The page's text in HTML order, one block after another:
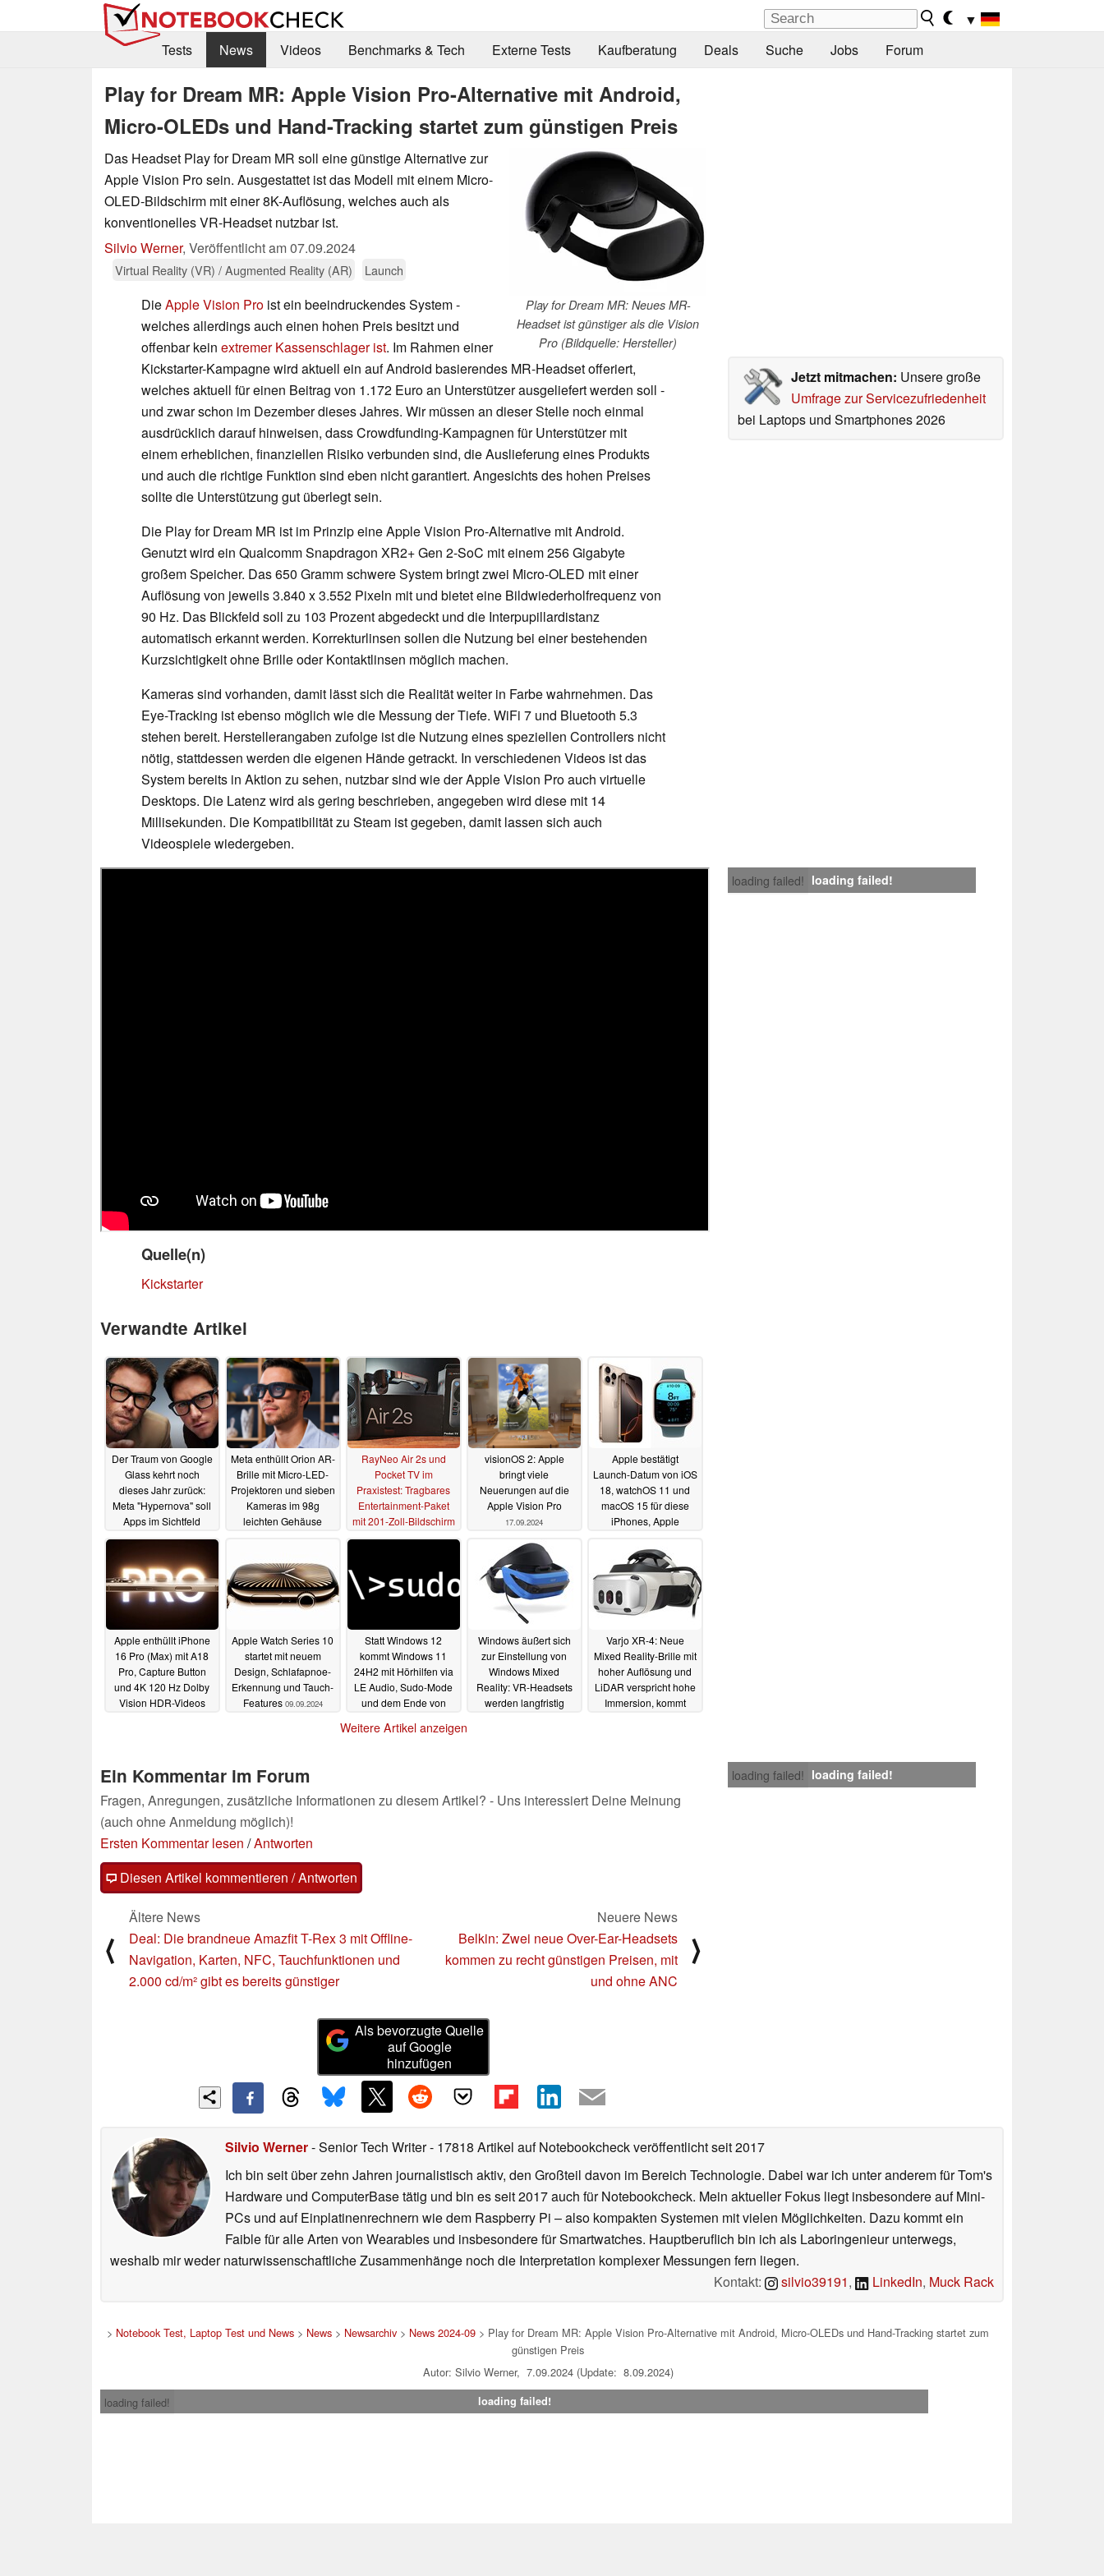
▼
Tests
News Videos Benchmarks & Tech Externe Tests Kaufberatung Deals Suche Jobs Forum
Play for Dream MR: Apple Vision Pro-Alternative mit Android,
Micro-OLEDs und Hand-Tracking startet zum günstigen Preis
Play for Dream MR: Neues MR-
Headset ist günstiger als die Vision
Pro (Bildquelle: Hersteller)
Das Headset Play for Dream MR soll eine günstige Alternative zur
Apple Vision Pro sein. Ausgestattet ist das Modell mit einem Micro-
OLED-Bildschirm mit einer 8K-Auflösung, welches auch als
konventionelles VR-Headset nutzbar ist.
Silvio Werner, Veröffentlicht am07.09.2024
Virtual Reality (VR) / Augmented Reality (AR) Launch
Jetzt mitmachen: Unsere große
Umfrage zur Servicezufriedenheit
bei Laptops und Smartphones 2026
DieApple Vision Pro ist ein beeindruckendes System -
welches allerdings auch einen hohen Preis besitzt und
offenbar kein extremer Kassenschlager ist. Im Rahmen einer
Kickstarter-Kampagne wird aktuell ein auf Android basierendes MR-Headset offeriert,
welches aktuell für einen Beitrag von 1.172 Euro an Unterstützer ausgeliefert werden soll -
und zwar schon im Dezember dieses Jahres. Wir müssen an dieser Stelle noch einmal
ausdrücklich darauf hinweisen, dass Crowdfunding-Kampagnen für Unterstützer mit
einem erheblichen, finanziellen Risiko verbunden sind, die Auslieferung eines Produkts
und auch die richtige Funktion sind eben nicht garantiert. Angesichts des hohen Preises
sollte die Unterstützung gut überlegt sein.
Die Play for Dream MR ist im Prinzip eine Apple Vision Pro-Alternative mit Android.
Genutzt wird ein Qualcomm Snapdragon XR2+ Gen 2-SoC mit einem 256 Gigabyte
großem Speicher. Das 650 Gramm schwere System bringt zwei Micro-OLED mit einer
Auflösung von jeweils 3.840 x 3.552 Pixeln mit und bietet eine Bildwiederholfrequenz von
90 Hz. Das Blickfeld soll zu 103 Prozent abgedeckt und die Interpupillardistanz
automatisch erkannt werden. Korrekturlinsen sollen die Nutzung bei einer bestehenden
Kurzsichtigkeit ohne Brille oder Kontaktlinsen möglich machen.
Kameras sind vorhanden, damit lässt sich die Realität weiter in Farbe wahrnehmen. Das
Eye-Tracking ist ebenso möglich wie die Messung der Tiefe. WiFi 7 und Bluetooth 5.3
stehen bereit. Herstellerangaben zufolge ist die Nutzung eines speziellen Controllers nicht
nötig, stattdessen werden die eigenen Hände getrackt. In verschiedenen Videos ist das
System bereits in Aktion zu sehen, nutzbar sind wie der Apple Vision Pro auch virtuelle
Desktops. Die Latenz wird als gering beschrieben, angegeben wird diese mit 14
Millisekunden. Die Kompatibilität zu Steam ist gegeben, damit lassen sich auch
Videospiele wiedergeben.
loading failed! loading failed!
Quelle(n)
Kickstarter
Verwandte Artikel
Der Traum von Google
Glass kehrt noch
dieses Jahr zurück:
Meta "Hypernova" soll
Apps im Sichtfeld
darstellen01.04.2025
Meta enthüllt Orion AR-
Brille mit Micro-LED-
Projektoren und sieben
Kameras im 98g
leichten Gehäuse
RayNeo Air 2s und
Pocket TV im
Praxistest: Tragbares
Entertainment-Paket
mit 201-Zoll-Bildschirm
18.09.2024
visionOS 2: Apple
bringt viele
Neuerungen auf die
Apple Vision Pro
17.09.2024
Apple bestätigt
Launch-Datum von iOS
18, watchOS 11 und
macOS 15 für diese
iPhones, Apple
09.09.2024
Apple enthüllt iPhone
16 Pro (Max) mit A18
Pro, Capture Button
und 4K 120 Hz Dolby
Vision HDR-Videos
Apple Watch Series 10
startet mit neuem
Design, Schlafapnoe-
Erkennung und Tauch-
Features 09.09.2024
Statt Windows 12
kommt Windows 11
24H2 mit Hörhilfen via
LE Audio, Sudo-Mode
und dem Ende von
Windows äußert sich
zur Einstellung von
Windows Mixed
Reality: VR-Headsets
werden langfristig
Varjo XR-4: Neue
Mixed Reality-Brille mit
hoher Auflösung und
LiDAR verspricht hohe
Immersion, kommt
Weitere Artikel anzeigen
loading failed! loading failed!
Ein Kommentar im Forum
Fragen, Anregungen, zusätzliche Informationen zu diesem Artikel? - Uns interessiert Deine Meinung
(auch ohne Anmeldung möglich)!
Ersten Kommentar lesen /Antworten
Diesen Artikel kommentieren / Antworten
⟨
Ältere News
Deal: Die brandneue Amazfit T-Rex 3 mit Offline-
Navigation, Karten, NFC, Tauchfunktionen und
2.000 cd/m² gibt es bereits günstiger
Neuere News
Belkin: Zwei neue Over-Ear-Headsets
kommen zu recht günstigen Preisen, mit
und ohne ANC
⟩
Als bevorzugte Quelle
auf Google
hinzufügen
Silvio Werner- Senior Tech Writer- 17818 Artikel auf Notebookcheck veröffentlichtseit 2017
Ich bin seit über zehn Jahren journalistisch aktiv, den Großteil davon im Bereich Technologie. Dabei war ich unter anderem für Tom's
Hardware und ComputerBase tätig und bin es seit 2017 auch für Notebookcheck. Mein aktueller Fokus liegt insbesondere auf Mini-
PCs und auf Einplatinenrechnern wie dem Raspberry Pi – also kompakten Systemen mit vielen Möglichkeiten. Dazu kommt ein
Faible für alle Arten von Wearables und insbesondere für Smartwatches. Hauptberuflich bin ich als Laboringenieur unterwegs,
weshalb mir weder naturwissenschaftliche Zusammenhänge noch die Interpretation komplexer Messungen fern liegen.
Kontakt:
silvio39191, LinkedIn, Muck Rack
> Notebook Test, Laptop Test und News > News > Newsarchiv > News 2024-09 > Play for Dream MR: Apple Vision Pro-Alternative mit Android, Micro-OLEDs und Hand-Tracking startet zum
günstigen Preis
Autor: Silvio Werner, 7.09.2024 (Update: 8.09.2024)
loading failed!
loading failed!